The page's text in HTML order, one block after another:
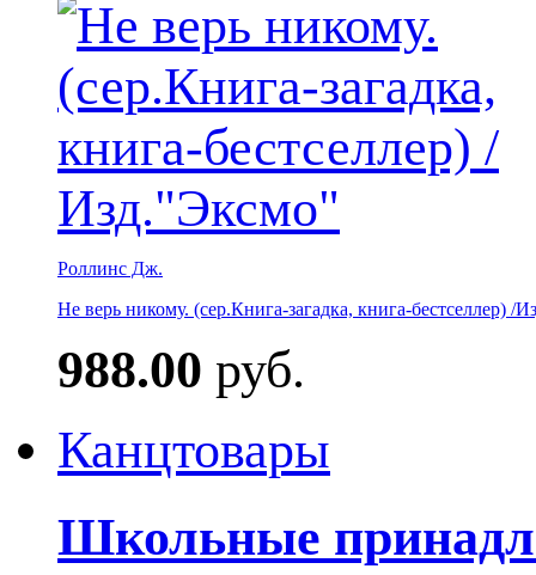
Роллинс Дж.
Не верь никому. (сер.Книга-загадка, книга-бестселлер) /
988.00 руб.
Канцтовары
Школьные